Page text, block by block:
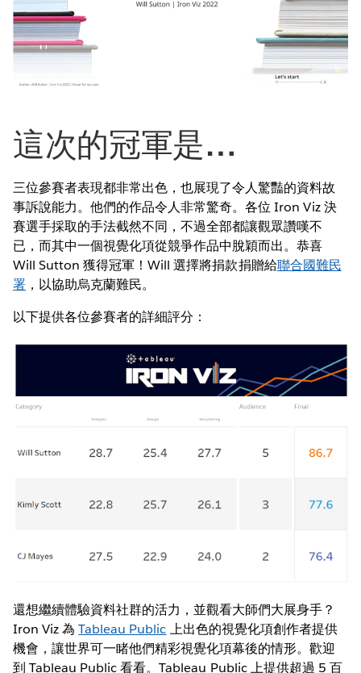
這次的冠軍是…
三位參賽者表現都非常出色，也展現了令人驚豔的資料故
事訴說能力。他們的作品令人非常驚奇。各位 Iron Viz 決
賽選手採取的手法截然不同，不過全部都讓觀眾讚嘆不
已，而其中一個視覺化項從競爭作品中脫穎而出。恭喜
Will Sutton 獲得冠軍！Will 選擇將捐款捐贈給聯合國難民
署 ，以協助烏克蘭難民。
以下提供各位參賽者的詳細評分：
還想繼續體驗資料社群的活力，並觀看大師們大展身手？
Iron Viz 為Tableau Public 上出色的視覺化項創作者提供
機會，讓世界可一睹他們精彩視覺化項幕後的情形。歡迎
到 Tableau Public 看看。Tableau Public 上提供超過 5 百